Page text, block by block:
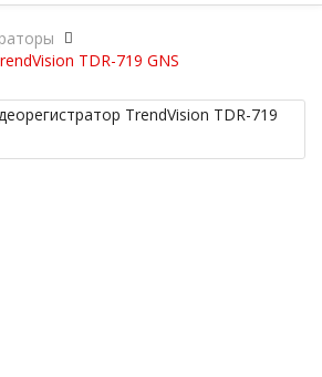
TDR-719 GNS